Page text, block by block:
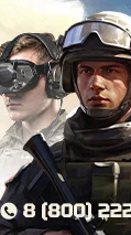
В 2026
нас не